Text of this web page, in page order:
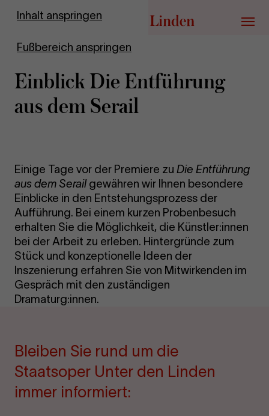
Inhalt anspringen
Fußbereich anspringen
Zur Startseite
Menü
Einblick Die Entführung
aus dem Serail
Einige Tage vor der Premiere zuDie Entführung
aus dem Serailgewähren wir Ihnen besondere
Einblicke in den Entstehungsprozess der
Aufführung. Bei einem kurzen Probenbesuch
erhalten Sie die Möglichkeit, die Künstler:innen
bei der Arbeit zu erleben. Hintergründe zum
Stück und konzeptionelle Ideen der
Inszenierung erfahren Sie von Mitwirkenden im
Gespräch mit den zuständigen
Dramaturg:innen.
Bleiben Sie rund um die
Staatsoper Unter den Linden
immer informiert: